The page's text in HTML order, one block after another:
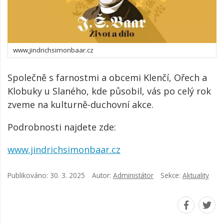
www,jindrichsimonbaar.cz
Společně s farnostmi a obcemi Klenčí, Ořech a
Klobuky u Slaného, kde působil, vás po celý rok
zveme na kulturně-duchovní akce.
Podrobnosti najdete zde:
www.jindrichsimonbaar.cz
Publikováno: 30. 3. 2025 Autor: Administátor Sekce: Aktuality